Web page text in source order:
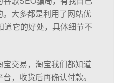
大多都是利用了网站优
道它的好处，具体细节不
交易，淘宝我们都知道
，收货后再确认付款。